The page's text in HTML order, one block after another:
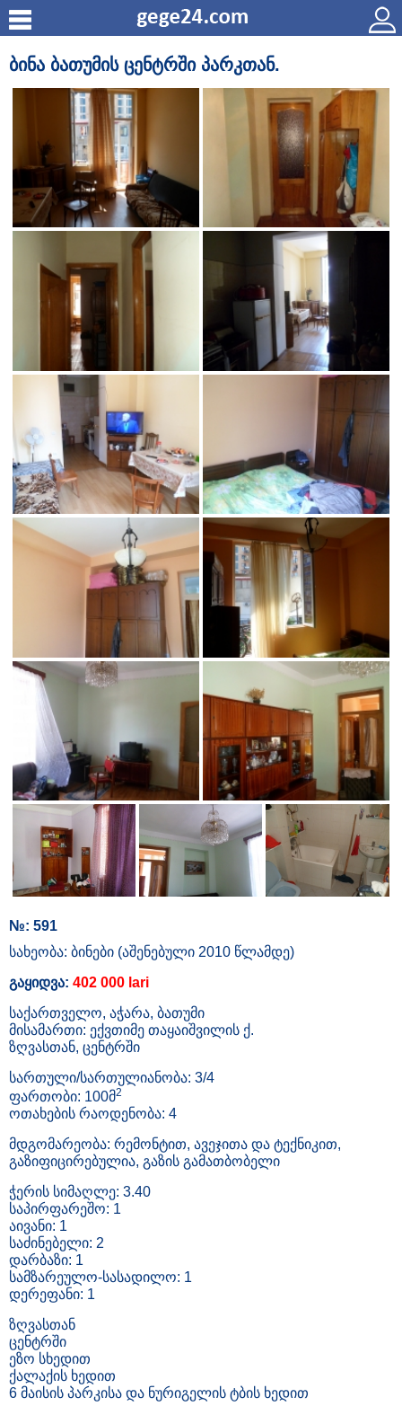
ბინა ბათუმის ცენტრში პარკთან.
№: 591
სახეობა: ბინები (აშენებული 2010 წლამდე)
გაყიდვა: 402 000 lari
საქართველო, აჭარა, ბათუმი
მისამართი: ექვთიმე თაყაიშვილის ქ.
ზღვასთან, ცენტრში
სართული/სართულიანობა: 3/4
ფართობი: 100მ2
ოთახების რაოდენობა: 4
მდგომარეობა: რემონტით, ავეჯითა და ტექნიკით,
გაზიფიცირებულია, გაზის გამათბობელი
ჭერის სიმაღლე: 3.40
საპირფარეშო: 1
აივანი: 1
საძინებელი: 2
დარბაზი: 1
სამზარეულო-სასადილო: 1
დერეფანი: 1
ზღვასთან
ცენტრში
ეზო სხედით
ქალაქის ხედით
6 მაისის პარკისა და ნურიგელის ტბის ხედით